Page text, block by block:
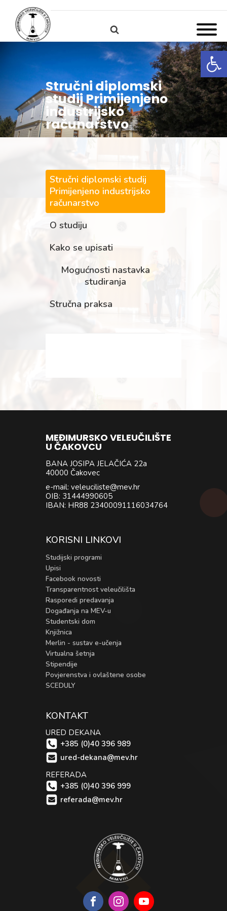
Stručni diplomski
studij Primijenjeno
industrijsko
računarstvo
Stručni diplomski studij
Primijenjeno industrijsko
računarstvo
O studiju
Kako se upisati
Mogućnosti nastavka
studiranja
Stručna praksa
MEĐIMURSKO VELEUČILIŠTE
U ČAKOVCU
BANA JOSIPA JELAČIĆA 22a
40000 Čakovec
e-mail: veleuciliste@mev.hr
OIB: 31444990605
IBAN: HR88 23400091116034764
KORISNI LINKOVI
Studijski programi
Upisi
Facebook novosti
Transparentnost veleučilišta
Rasporedi predavanja
Događanja na MEV-u
Studentski dom
Knjižnica
Merlin - sustav e-učenja
Virtualna šetnja
Stipendije
Povjerenstva i ovlaštene osobe
SCEDULY
KONTAKT
URED DEKANA
+385 (0)40 396 989
ured-dekana@mev.hr
REFERADA
+385 (0)40 396 999
referada@mev.hr